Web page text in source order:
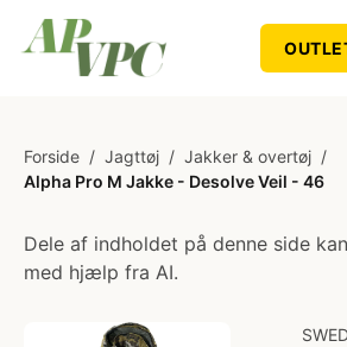
Forside / Jagttøj / Jakker & overtøj /
Alpha Pro M Jakke - Desolve Veil - 46
Dele af indholdet på denne side
med hjælp fra AI.